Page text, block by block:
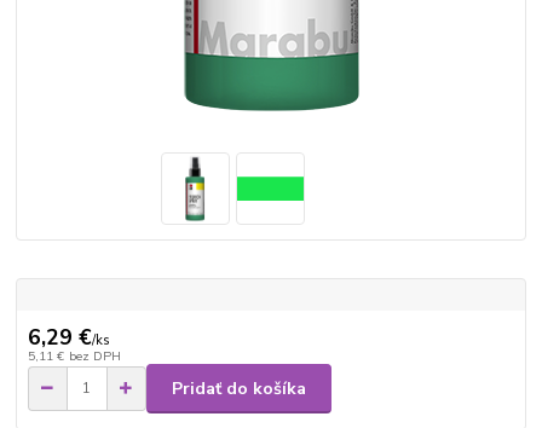
6,29 €/ks
5,11 € bez DPH
Pridať do košíka